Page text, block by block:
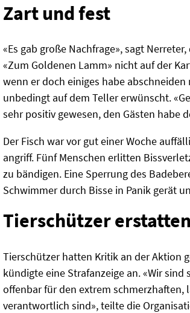
Zart und fest
«Es gab große Nachfrage», sagt
«Zum Goldenen Lamm» nicht auf der
wenn er doch einiges habe
unbedingt auf dem Teller erwünscht.
sehr positiv gewesen, den Gästen habe
Der Fisch war vor gut einer Woche
angriff. Fünf Menschen erlitten
zu bändigen. Eine Sperrung des
Schwimmer durch Bisse in Panik gerät
Tierschützer
Tierschützer hatten Kritik an der Aktion
kündigte eine Strafanzeige an. «Wir
offenbar für den extrem schmerzhaften,
verantwortlich sind», teilte die